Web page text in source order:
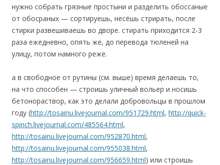
нужно собрать грязные простыни и разделить обоссаные
от обосраных — сортируешь, несёшь стрирать, после
стирки развешиваешь во дворе. стирать приходится 2-3
раза ежедневно, опять же, до перевода тюленей на
улицу, потом намного реже.
а в свободное от рутины (см. выше) время делаешь то,
на что способен — строишь уличный вольер и носишь
бетонораствор, как это делали добровольцы в прошлом
году (http://tosainu.livejournal.com/951729.html, http://quick-
spinch.livejournal.com/485564.html,
http://tosainu.livejournal.com/952870.html,
http://tosainu.livejournal.com/955038.html,
http://tosainu.livejournal.com/956659.html) или строишь